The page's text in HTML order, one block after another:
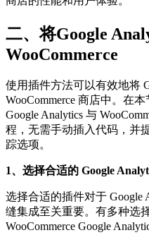
二、将Google
WooCommerce
使用插件方法可以有效地将
WooCommerce 商店中。在
Google Analytics 与
程，无需手动插入代码，并
踪选项。
1、选择合适的 Google
选择合适的插件对于 Google
缝集成至关重要。有多种选
WooCommerce Google